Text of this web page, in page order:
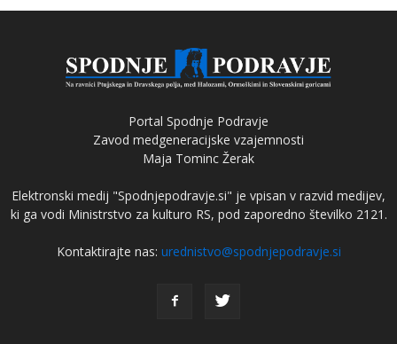
Portal Spodnje Podravje
Zavod medgeneracijske vzajemnosti
Maja Tominc Žerak
Elektronski medij "Spodnjepodravje.si" je vpisan v razvid medijev,
ki ga vodi Ministrstvo za kulturo RS, pod zaporedno številko 2121.
Kontaktirajte nas: urednistvo@spodnjepodravje.si